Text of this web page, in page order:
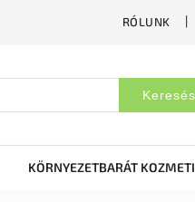
RÓLUNK
Keresés
KÖRNYEZETBARÁT